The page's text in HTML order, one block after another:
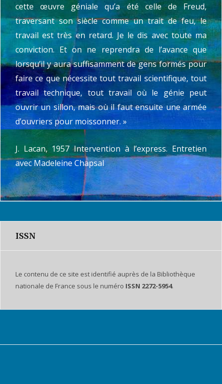
cette œuvre géniale qu’a été celle de Freud,
traversant son siècle comme un trait de feu, le
travail est très en retard. Je le dis avec toute ma
conviction. Et on ne reprendra de l’avance que
lorsqu’il y aura suffisamment de gens formés pour
faire ce que nécessite tout travail scientifique, tout
travail technique, tout travail où le génie peut
ouvrir un sillon, mais où il faut ensuite une armée
d’ouvriers pour moissonner. »
J. Lacan, 1957 Intervention à l’express. Entretien
avec Madeleine Chapsal
ISSN
Le contenu de ce site est identifié auprès de la Bibliothèque
nationale de France sous le numéro ISSN 2272-5954.